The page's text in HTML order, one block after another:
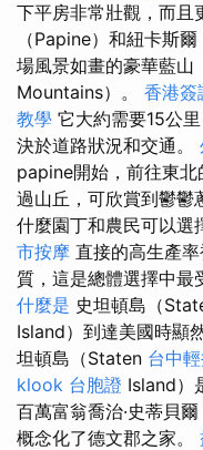
下平房非常壯觀，而且
（Papine）和紐卡斯
場風景如畫的豪華藍山
Mountains）。 香港簽
教學 它大約需要15公
決於道路狀況和交通。
papine開始，前往東北
過山丘，可欣賞到鬱鬱
什麼園丁和農民可以選
市按摩 直接的高生產
質，這是總體選擇中最
什麼是 史坦頓島（
Island）到達美國時顯
坦頓島（Staten 台中
klook 台胞證 Island）
百萬富翁喬治·史蒂貝
概念化了德文郡之家。